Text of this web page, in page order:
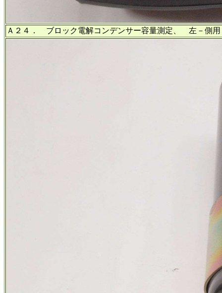
Ａ２４． ブロック電解コンデンサー容量測定、 左－側用